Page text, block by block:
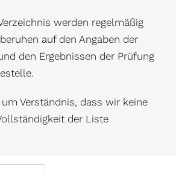
werden regelmäßig
auf den Angaben der
den Ergebnissen der Prüfung
Verständnis, dass wir keine
der Liste